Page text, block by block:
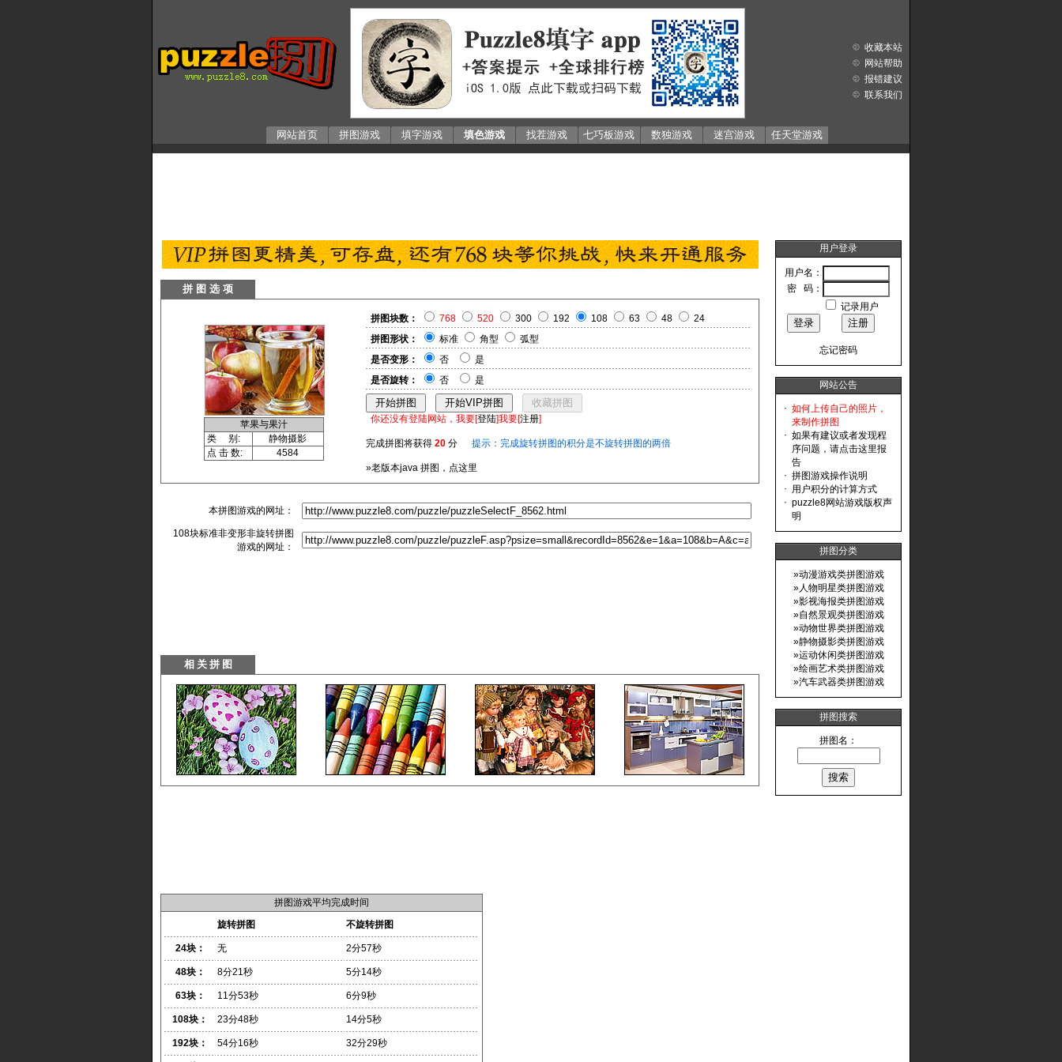
网站首页 拼图游戏 填字游戏 填色游戏 找茬游戏 七巧板游戏 数独游戏 迷宫游戏 任天堂游戏
收藏本站
网站帮助
报错建议
联系我们
拼 图 选 项
苹果与果汁
类 别:
静物摄影
点 击 数:
4584
拼图块数： 768 520 300 192 108 63 48
24
拼图形状：
标准 角型
弧型
是否变形：
否
是
是否旋转：
否 是
你还没有登陆网站，我要[登陆]我要[注册]
完成拼图将获得 20 分 提示：完成旋转拼图的积分是不旋转拼图的两倍
»老版本java 拼图，点这里
本拼图游戏的网址：
108块标准非变形非旋转拼图
游戏的网址：
拼图游戏平均完成时间
旋转拼图
不旋转拼图
24块： 无 2分57秒
48块： 8分21秒 5分14秒
63块： 11分53秒 6分9秒
108块： 23分48秒 14分5秒
192块： 54分16秒 32分29秒
用户登录
用户名：
密 码：
记录用户
忘记密码
网站公告
· 如何上传自己的照片，
来制作拼图
· 如果有建议或者发现程
序问题，请点击这里报
告
· 拼图游戏操作说明
· 用户积分的计算方式
· puzzle8网站游戏版权声
明
拼图分类
»动漫游戏类拼图游戏
»人物明星类拼图游戏
»影视海报类拼图游戏
»自然景观类拼图游戏
»动物世界类拼图游戏
»静物摄影类拼图游戏
»运动休闲类拼图游戏
»绘画艺术类拼图游戏
»汽车武器类拼图游戏
拼图搜索
拼图名：